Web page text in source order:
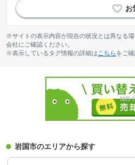
※サイトの表示内容が現在の状況とは異なる
会社にご確認ください。
※表示しているタグ情報の詳細は こちらをご確
岩国市のエリアから探す